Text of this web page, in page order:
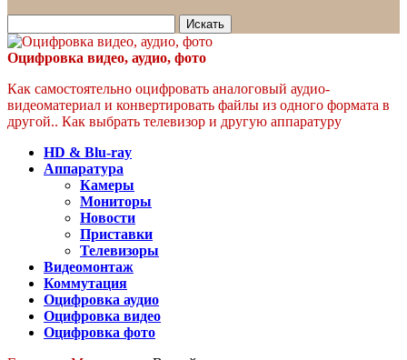
для:
Оцифровка видео, аудио, фото
Как самостоятельно оцифровать аналоговый аудио-
видеоматериал и конвертировать файлы из одного формата в
другой.. Как выбрать телевизор и другую аппаратуру
HD & Blu-ray
Аппаратура
Камеры
Мониторы
Новости
Приставки
Телевизоры
Видеомонтаж
Коммутация
Оцифровка аудио
Оцифровка видео
Оцифровка фото